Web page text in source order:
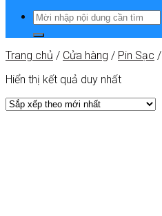
Trang chủ / Cửa hàng / Pin Sạc /
Hiển thị kết quả duy nhất